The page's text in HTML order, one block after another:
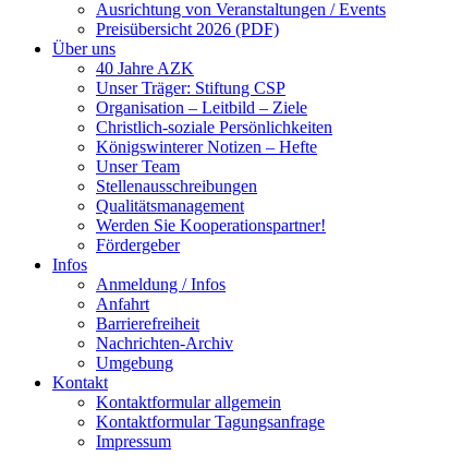
Ausrichtung von Veranstaltungen / Events
Preisübersicht 2026 (PDF)
Über uns
40 Jahre AZK
Unser Träger: Stiftung CSP
Organisation – Leitbild – Ziele
Christlich-soziale Persönlichkeiten
Königswinterer Notizen – Hefte
Unser Team
Stellenausschreibungen
Qualitätsmanagement
Werden Sie Kooperationspartner!
Fördergeber
Infos
Anmeldung / Infos
Anfahrt
Barrierefreiheit
Nachrichten-Archiv
Umgebung
Kontakt
Kontaktformular allgemein
Kontaktformular Tagungsanfrage
Impressum